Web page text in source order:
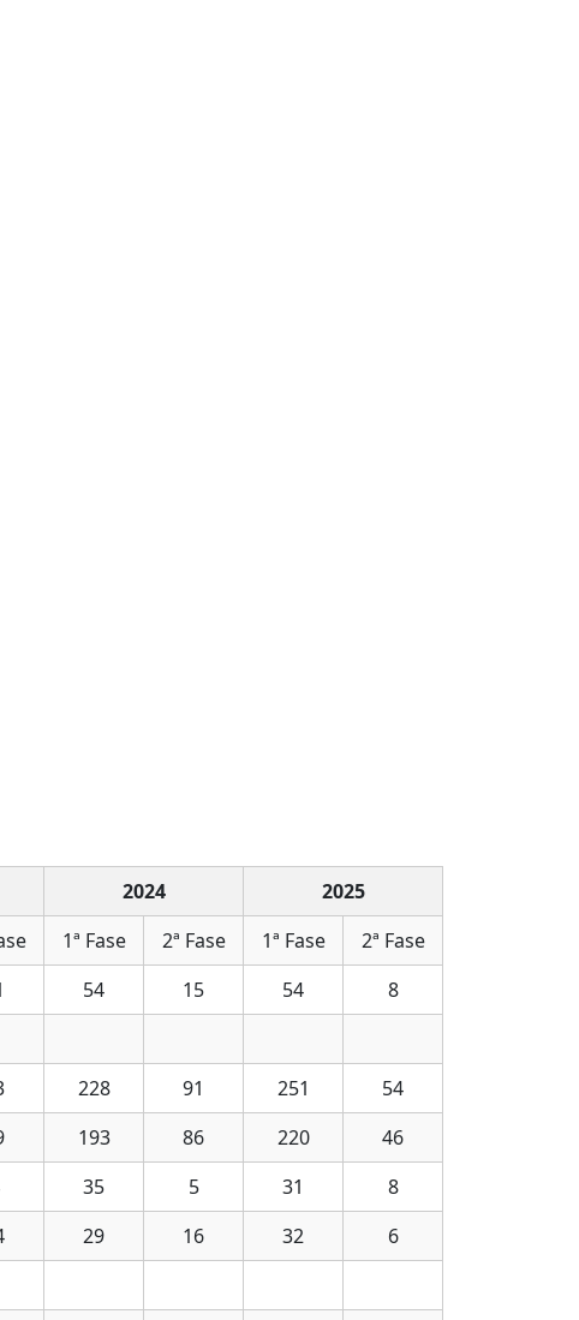
2024
2025
1ª Fase 2ª Fase 1ª Fase
2ª Fase
54 15 54
8
228 91 251
54
193 86 220
46
35 5 31
8
29 16 32
6